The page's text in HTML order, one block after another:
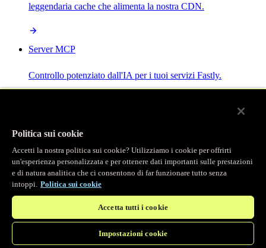
leggendaria cache che alimenta la nostra CDN.
Server MCP
Controllo potenziato dall'IA per i tuoi servizi Fastly.
Main menu
/ Prodotti
Osservabilità
Logging in tempo reale
Politica sui cookie
Accetti la nostra politica sui cookie? Utilizziamo i cookie per offrirti
un'esperienza personalizzata e per ottenere dati importanti sulle prestazioni
e di natura analitica che ci consentono di far funzionare tutto senza
intoppi. Politica sui cookie
Accetta tutti i cookie
Impostazioni cookie